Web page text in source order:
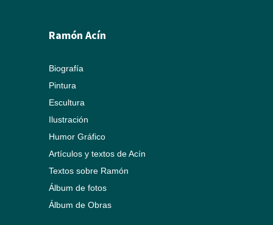
Ramón Acín
Biografía
Pintura
Escultura
Ilustración
Humor Gráfico
Artículos y textos de Acín
Textos sobre Ramón
Álbum de fotos
Álbum de Obras